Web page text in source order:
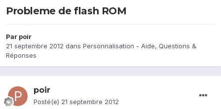
Probleme de flash ROM
Par poir
21 septembre 2012 dans Personnalisation - Aide, Questions &
Réponses
poir
Posté(e) 21 septembre 2012